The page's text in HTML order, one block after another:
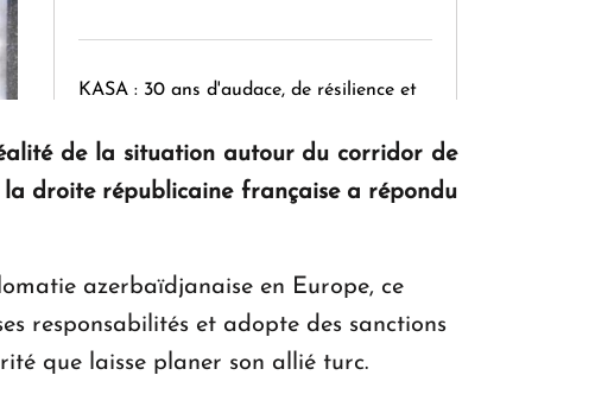
KASA : 30 ans d'audace, de résilience et
de la situation autour du corridor de
droite républicaine française a répondu
azerbaïdjanaise en Europe, ce
responsabilités et adopte des sanctions
que laisse planer son allié turc.